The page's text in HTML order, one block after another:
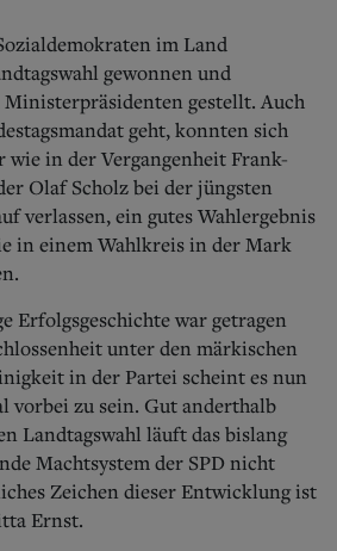
Start
Wer wir sind
Ausgabe
Login
werden
Archiv
Mediadaten
Brandenburg
Schlesien
und Westpreußen
Bücher
Kontakt
Impressum
Datenschutz
im Land
gewonnen und
gestellt. Auch
geht, konnten sich
in der Vergangenheit Frank-
Olaf Scholz bei der jüngsten
verlassen, ein gutes Wahlergebnis
in einem Wahlkreis in der Mark
Erfolgsgeschichte war getragen
unter den märkischen
in der Partei scheint es nun
vorbei zu sein. Gut anderthalb
Landtagswahl läuft das bislang
Machtsystem der SPD nicht
Zeichen dieser Entwicklung ist
Ernst.